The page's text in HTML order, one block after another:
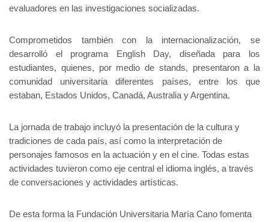
evaluadores en las investigaciones socializadas.
Comprometidos también con la internacionalización, se
desarrolló el programa English Day, diseñada para los
estudiantes, quienes, por medio de stands, presentaron a la
comunidad universitaria diferentes países, entre los que
estaban, Estados Unidos, Canadá, Australia y Argentina.
La jornada de trabajo incluyó la presentación de la cultura y
tradiciones de cada país, así como la interpretación de
personajes famosos en la actuación y en el cine. Todas estas
actividades tuvieron como eje central el idioma inglés, a través
de conversaciones y actividades artísticas.
De esta forma la Fundación Universitaria María Cano fomenta